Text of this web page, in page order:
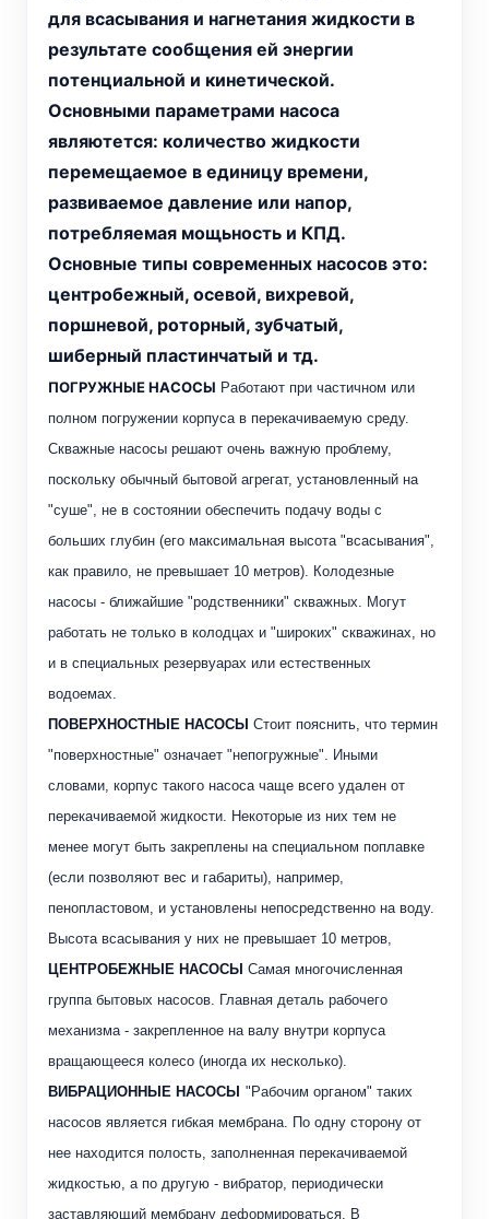
для всасывания и нагнетания жидкости в
результате сообщения ей энергии
потенциальной и кинетической.
Основными параметрами насоса
являютется: количество жидкости
перемещаемое в единицу времени,
развиваемое давление или напор,
потребляемая мощьность и КПД.
Основные типы современных насосов это:
центробежный, осевой, вихревой,
поршневой, роторный, зубчатый,
шиберный пластинчатый и тд.
ПОГРУЖНЫЕ НАСОСЫ Работают при частичном или
полном погружении корпуса в перекачиваемую среду.
Скважные насосы решают очень важную проблему,
поскольку обычный бытовой агрегат, установленный на
"суше", не в состоянии обеспечить подачу воды с
больших глубин (его максимальная высота "всасывания",
как правило, не превышает 10 метров). Колодезные
насосы - ближайшие "родственники" скважных. Могут
работать не только в колодцах и "широких" скважинах, но
и в специальных резервуарах или естественных
водоемах.
ПОВЕРХНОСТНЫЕ НАСОСЫ Стоит пояснить, что термин
"поверхностные" означает "непогружные". Иными
словами, корпус такого насоса чаще всего удален от
перекачиваемой жидкости. Некоторые из них тем не
менее могут быть закреплены на специальном поплавке
(если позволяют вес и габариты), например,
пенопластовом, и установлены непосредственно на воду.
Высота всасывания у них не превышает 10 метров,
ЦЕНТРОБЕЖНЫЕ НАСОСЫ Самая многочисленная
группа бытовых насосов. Главная деталь рабочего
механизма - закрепленное на валу внутри корпуса
вращающееся колесо (иногда их несколько).
ВИБРАЦИОННЫЕ НАСОСЫ
"Рабочим органом" таких
насосов является гибкая мембрана. По одну сторону от
нее находится полость, заполненная перекачиваемой
жидкостью, а по другую - вибратор, периодически
заставляющий мембрану деформироваться. В